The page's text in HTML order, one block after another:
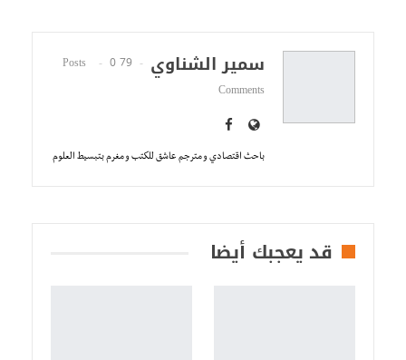
سمير الشناوي 79 Posts
0
Comments
باحث اقتصادي و مترجم عاشق للكتب و مغرم بتبسيط العلوم
قد يعجبك أيضا